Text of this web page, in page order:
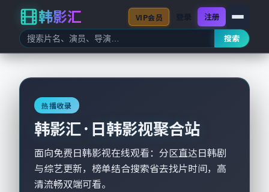
韩影汇
搜索
VIP会员 注册
热播收录
韩影汇 · 日韩影视聚合站
面向免费日韩影视在线观看：分区直达日韩剧
与综艺更新，榜单结合搜索省去找片时间，高
清流畅双端可看。